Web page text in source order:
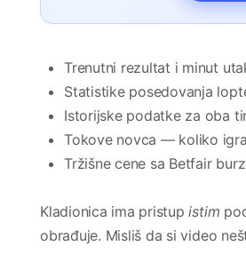
Trenutni rezultat i minut
Statistike posedovanja
Istorijske podatke za oba
Tokove novca — koliko
Tržišne cene sa Betfair
Kladionica ima pristupistim
obrađuje. Misliš da si video